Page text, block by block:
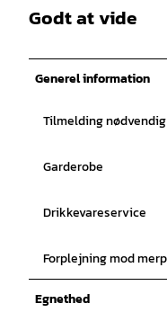
Godt at vide
Generel information
Tilmelding nødvendig
Garderobe
Drikkevareservice
Forplejning mod
Egnethed